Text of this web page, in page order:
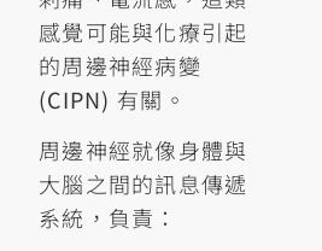
感覺可能與化療引起
的周邊神經病變
(CIPN) 有關。
周邊神經就像身體與
大腦之間的訊息傳遞
系統，負責：